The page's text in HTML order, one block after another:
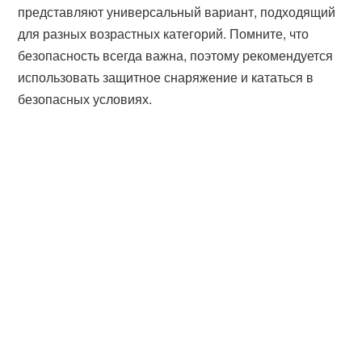
представляют универсальный вариант, подходящий
для разных возрастных категорий. Помните, что
безопасность всегда важна, поэтому рекомендуется
использовать защитное снаряжение и кататься в
безопасных условиях.